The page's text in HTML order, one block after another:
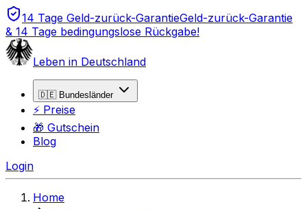
14 Tage Geld-zurück-GarantieGeld-zurück-Garantie
& 14 Tage bedingungslose Rückgabe!
Leben in Deutschland
🇩🇪 Bundesländer
⚡ Preise
🎁 Gutschein
Blog
Login
Home